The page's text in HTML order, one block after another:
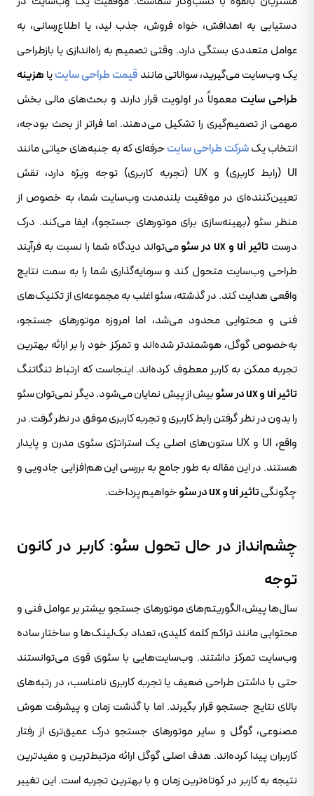
دستیابی به اهدافش، خواه فروش، جذب لید، یا اطلاع‌رسانی، به
عوامل متعددی بستگی دارد. وقتی تصمیم به راه‌اندازی یا بازطراحی
یک وب‌سایت می‌گیرید، سوالاتی مانند قیمت طراحی سایتیا هزینه
طراحی سایت معمولاً در اولویت قرار دارند و بحث‌های مالی بخش
مهمی از تصمیم‌گیری را تشکیل می‌دهند. اما فراتر از بحث بودجه،
انتخاب یکشرکت طراحی سایتحرفه‌ای که به جنبه‌های حیاتی مانند
UI (رابط کاربری) و UX (تجربه کاربری) توجه ویژه دارد، نقش
تعیین‌کننده‌ای در موفقیت بلندمدت وب‌سایت شما، به خصوص از
منظر سئو (بهینه‌سازی برای موتورهای جستجو)، ایفا می‌کند. درک
درست تاثیر ui و ux در سئو
می‌تواند دیدگاه شما را نسبت به فرآیند
طراحی وب‌سایت متحول کند و سرمایه‌گذاری شما را به سمت نتایج
واقعی هدایت کند. در گذشته، سئو اغلب به مجموعه‌ای از تکنیک‌های
فنی و محتوایی محدود می‌شد، اما امروزه موتورهای جستجو،
به‌خصوص گوگل، هوشمندتر شده‌اند و تمرکز خود را بر ارائه بهترین
تجربه ممکن به کاربر معطوف کرده‌اند. اینجاست که ارتباط تنگاتنگ
تاثیر ui و ux در سئو
بیش از پیش نمایان می‌شود. دیگر نمی‌توان سئو
را بدون در نظر گرفتن رابط کاربری و تجربه کاربری موفق در نظر گرفت. در
واقع، UI و UX ستون‌های اصلی یک استراتژی سئوی مدرن و پایدار
هستند. در این مقاله به طور جامع به بررسی این هم‌افزایی جادویی و
چگونگیتاثیر ui و ux در سئو خواهیم پرداخت.
چشم‌انداز در حال تحول سئو: کاربر در کانون
توجه
سال‌ها پیش، الگوریتم‌های موتورهای جستجو بیشتر بر عوامل فنی و
محتوایی مانند تراکم کلمه کلیدی، تعداد بک‌لینک‌ها و ساختار ساده
وب‌سایت تمرکز داشتند. وب‌سایت‌هایی با سئوی قوی می‌توانستند
حتی با داشتن طراحی ضعیف یا تجربه کاربری نامناسب، در رتبه‌های
بالای نتایج جستجو قرار بگیرند. اما با گذشت زمان و پیشرفت هوش
مصنوعی، گوگل و سایر موتورهای جستجو درک عمیق‌تری از رفتار
کاربران پیدا کرده‌اند. هدف اصلی گوگل ارائه مرتبط‌ترین و مفیدترین
نتیجه به کاربر در کوتاه‌ترین زمان و با بهترین تجربه است. این تغییر